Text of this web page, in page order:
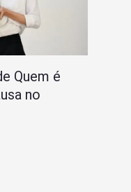
Quem é
no